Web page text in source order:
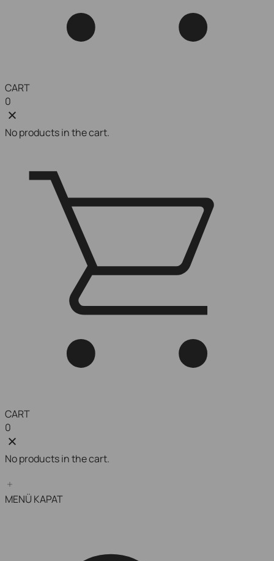
CART
0
No products in the cart.
CART
0
No products in the cart.
MENÜ KAPAT